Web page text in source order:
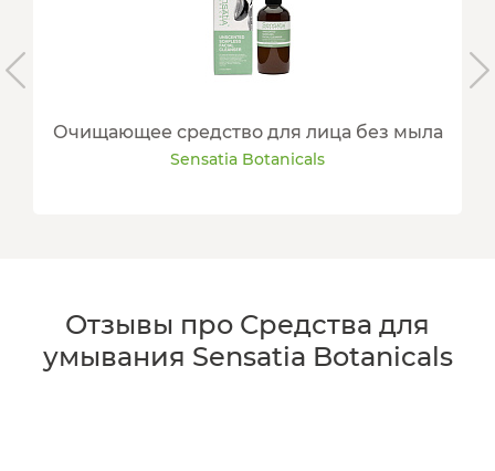
Очищающее средство для лица без мыла
Sensatia Botanicals
Отзывы про Средства для
умывания Sensatia Botanicals